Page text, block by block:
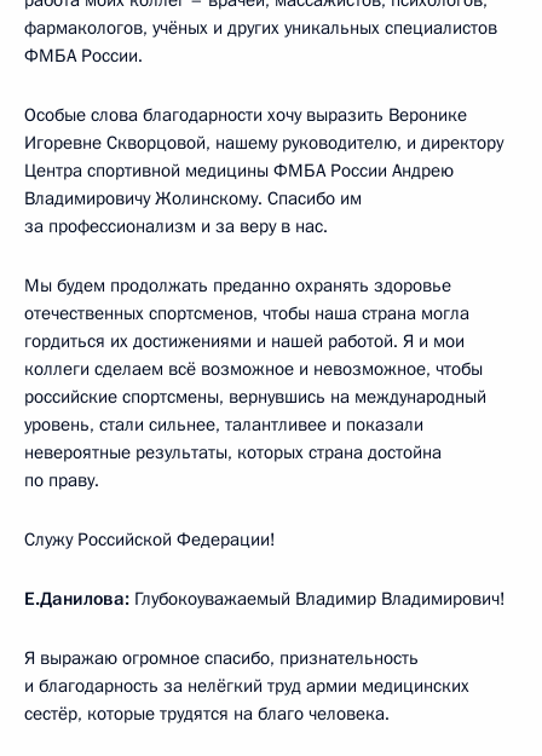
фармакологов, учёных и других уникальных специалистов
ФМБА России.
Особые слова благодарности хочу выразить Веронике
Игоревне Скворцовой, нашему руководителю, и директору
Центра спортивной медицины ФМБА России Андрею
Владимировичу Жолинскому. Спасибо им
за профессионализм и за веру в нас.
Мы будем продолжать преданно охранять здоровье
отечественных спортсменов, чтобы наша страна могла
гордиться их достижениями и нашей работой. Я и мои
коллеги сделаем всё возможное и невозможное, чтобы
российские спортсмены, вернувшись на международный
уровень, стали сильнее, талантливее и показали
невероятные результаты, которых страна достойна
по праву.
Служу Российской Федерации!
Е.Данилова: Глубокоуважаемый Владимир Владимирович!
Я выражаю огромное спасибо, признательность
и благодарность за нелёгкий труд армии медицинских
сестёр, которые трудятся на благо человека.